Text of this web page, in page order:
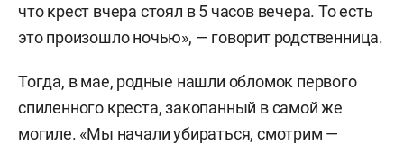
что крест вчера стоял в 5 часов вечера. То есть
это произошло ночью», — говорит родственница.
Тогда, в мае, родные нашли обломок первого
спиленного креста, закопанный в самой же
могиле. «Мы начали убираться, смотрим —